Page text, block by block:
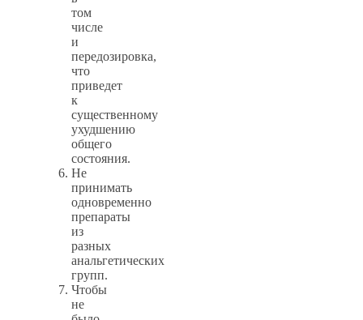
том
числе
и
передозировка,
что
приведет
к
существенному
ухудшению
общего
состояния.
Не
принимать
одновременно
препараты
из
разных
анальгетических
групп.
Чтобы
не